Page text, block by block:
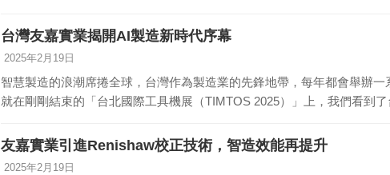
台灣友嘉實業揭開AI製造新時代序幕
2025年2月19日
智慧製造的浪潮席捲全球，台灣作為製造業的先鋒地帶，每年都會舉辦一
就在剛剛結束的「台北國際工具機展（TIMTOS 2025）」上，我們看到
友嘉實業引進Renishaw校正技術，智造效能再提升
2025年2月19日